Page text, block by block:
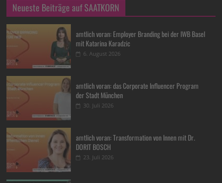
Neueste Beiträge auf SAATKORN
amtlich voran: Employer Branding bei der IWB Basel
mit Katarina Karadzic
6. August 2026
amtlich voran: das Corporate Influencer Program
der Stadt München
30. Juli 2026
amtlich voran: Transformation von Innen mit Dr.
DORIT BOSCH
23. Juli 2026